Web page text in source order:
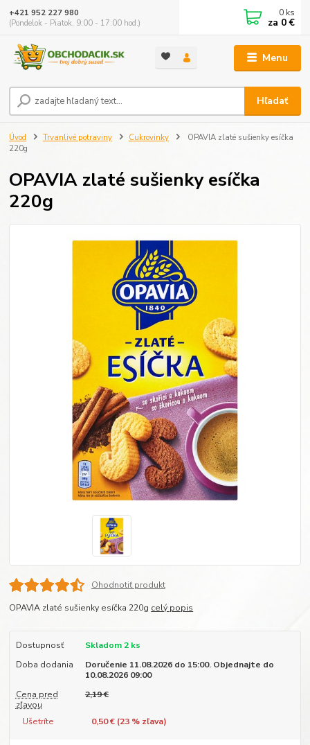
Menu
Hľadať
+421 952 227 980
(Pondelok - Piatok, 9:00 - 17:00 hod.)
0 ks
za 0 €
Úvod Trvanlivé potraviny Cukrovinky
OPAVIA zlaté sušienky esíčka
220g
OPAVIA zlaté sušienky esíčka
220g
Ohodnotiť produkt
OPAVIA zlaté sušienky esíčka 220g celý popis
Dostupnosť
Skladom 2 ks
Doba dodania
Doručenie 11.08.2026 do 15:00. Objednajte do
10.08.2026 09:00
Cena pred
zľavou
2,19 €
Ušetríte 0,50 € (23% zľava)